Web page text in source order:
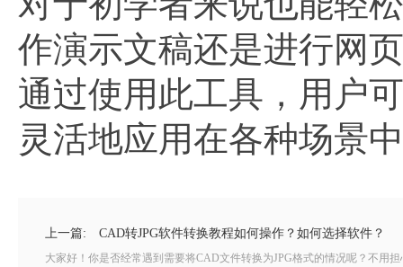
作演示文稿还是进行网
通过使用此工具，用户
灵活地应用在各种场景
上一篇: CAD转JPG软件转换教程如何操作？如何选择软件？
大家好！你是否经常遇到需要将CAD文件转换为JPG格式的情况呢？不用